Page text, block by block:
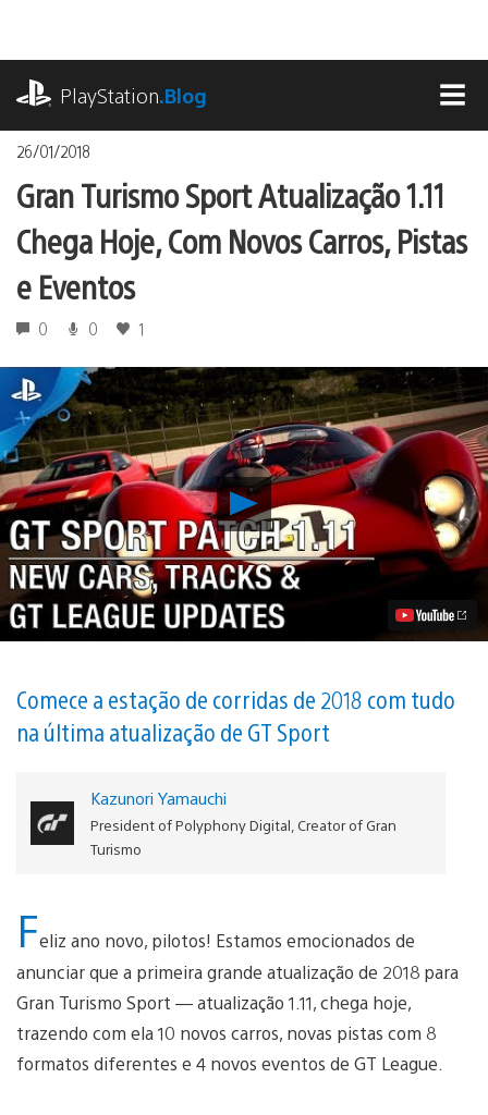
o
conteúdoPlayStation.Blog
26/01/2018
Gran Turismo Sport Atualização 1.11
Chega Hoje, Com Novos Carros, Pistas
e Eventos
0 0 1
Reproduzir
Gran
Turismo
Sport
Atualização
1.11
Chega
Hoje,
Carros,
Pistas
e
Eventos
Comece a estação de corridas de 2018 com tudo
na última atualização de GT Sport
Kazunori Yamauchi
President of Polyphony Digital, Creator of Gran
Turismo
Feliz ano novo, pilotos! Estamos emocionados de
anunciar que a primeira grande atualização de 2018 para
Gran Turismo Sport — atualização 1.11, chega hoje,
trazendo com ela 10 novos carros, novas pistas com 8
formatos diferentes e 4 novos eventos de GT League.